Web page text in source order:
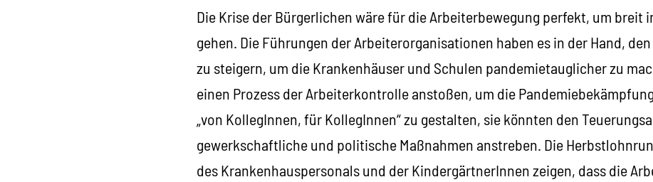
Die Krise der Bürgerlichen wäre für die Arbeiterbewegung perfekt, um breit
gehen. Die Führungen der Arbeiterorganisationen haben es in der Hand,
zu steigern, um die Krankenhäuser und Schulen pandemietauglicher zu
einen Prozess der Arbeiterkontrolle anstoßen, um die
„von KollegInnen, für KollegInnen“ zu gestalten, sie könnten den
gewerkschaftliche und politische Maßnahmen anstreben. Die
des Krankenhauspersonals und der KindergärtnerInnen zeigen, dass die